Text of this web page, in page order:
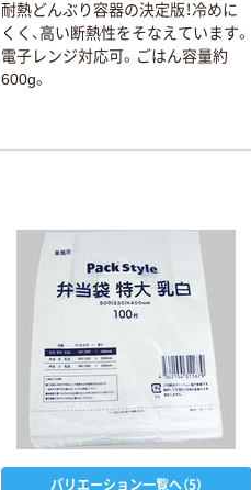
耐熱どんぶり容器の決定版！冷めに
くく、高い断熱性をそなえています。
電子レンジ対応可。ごはん容量約
600g。
バリエーション一覧へ（5）